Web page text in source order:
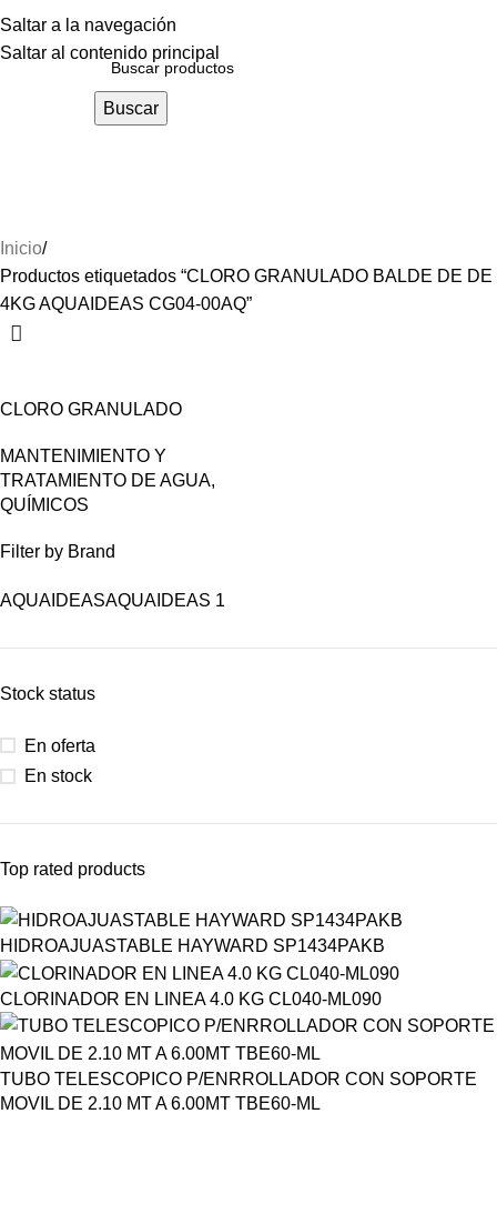
Saltar a la navegación
Saltar al contenido principal
Menú
Buscar
Filter by Brand
AQUAIDEASAQUAIDEAS 1
Stock status
En oferta
En stock
Top rated products
HIDROAJUASTABLE HAYWARD SP1434PAKB
CLORINADOR EN LINEA 4.0 KG CL040-ML090
TUBO TELESCOPICO P/ENRROLLADOR CON SOPORTE
MOVIL DE 2.10 MT A 6.00MT TBE60-ML
Inicio
Productos etiquetados “CLORO GRANULADO BALDE DE DE
4KG AQUAIDEAS CG04-00AQ”
CLORO GRANULADO
AQUAIDEAS CG04-00AQ
MANTENIMIENTO Y
TRATAMIENTO DE AGUA,
QUÍMICOS